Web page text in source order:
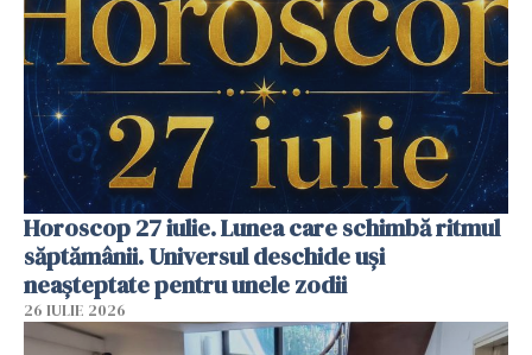
Horoscop 27 iulie. Lunea care schimbă ritmul
săptămânii. Universul deschide uși
neașteptate pentru unele zodii
26 IULIE 2026